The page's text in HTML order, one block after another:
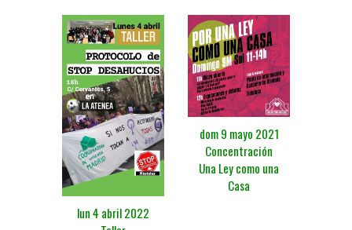
lun 4 abril 2022
dom 9 mayo 2021
Concentración
Una Ley como una
Casa